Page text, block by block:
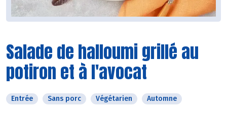
Salade de halloumi grillé au
potiron et à l'avocat
Entrée Sans porc Végétarien Automne